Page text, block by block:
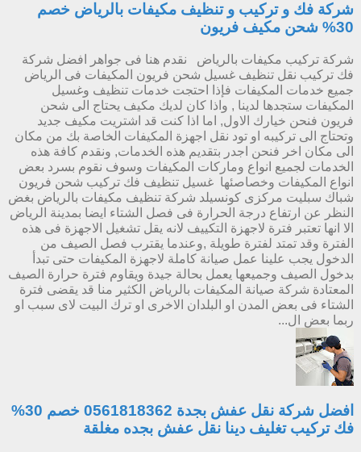
شركة فك و تركيب و تنظيف مكيفات بالرياض خصم
30% شحن مكيف فريون
شركة تركيب مكيفات بالرياض نقدم هنا فى جواهر افضل شركة
فك تركيب نقل تنظيف غسيل شحن فريون المكيفات فى الرياض
جميع خدمات المكيفات فإذا احتجت خدمات تنظيف وغسيل
المكيفات ستجدها لدينا , واذا كان لديك مكيف يحتاج الى شحن
فريون فنحن خيارك الاول, اما اذا كنت قد اشتريت مكيف جديد
وتحتاج الى تركيبه او تود نقل اجهزة المكيفات الخاصة بك من مكان
الى مكان اخر فنحن اجدر بتقديم هذه الخدمات, ونقدم كافة هذه
الخدمات لجميع انواع وماركات المكيفات وسوف نقوم بسرد بعض
انواع المكيفات وخصاصئها غسيل تنظيف فك تركيب شحن فريون
شباك سبليت مركزى كونسيلد شركة تنظيف مكيفات بالرياض بغض
النظر عن ارتفاع درجة الحرارة فى فصل الشتاء ايضا بمدينة الرياض
الا انها تعتبر فترة لاجهزة التكييف لانه يقل تشغيل الاجهزة فى هذه
الفترة وقد تمتد لفترة طويلة ,وعندما يقترب فصل الصيف من
الدخول يجب علينا عمل صيانة كاملة لاجهزة المكيفات حتى تبدأ
بدخول الصيف وجميعها يعمل بحالة جيدة ويقاوم فترة حرارة الصيف
المعتادة شركة صيانة المكيفات بالرياض الكثير منا قد يقضى فترة
الشتاء فى بعض المدن او البلدان الاخرى او ترك البيت لاى سبب او
ربما بعض ال...
افضل شركة نقل عفش بجدة 0561818362 خصم 30%
فك تركيب تغليف دينا نقل عفش بجده مغلقة